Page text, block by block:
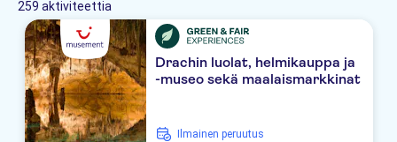
TUI BLUE SENSATORI BIOMAR
Iberostar Waves Cala Millor
Sabina
Playa Moreia
259 aktiviteettia
Drachin luolat, helmikauppa ja
-museo sekä maalaismarkkinat
Ilmainen peruutus